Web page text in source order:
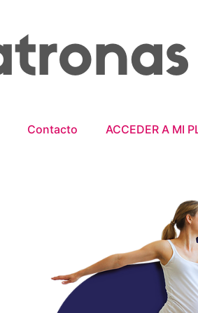
Contacto ACCEDER A MI